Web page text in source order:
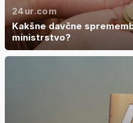
24ur.com
Kakšne davčne
ministrstvo?